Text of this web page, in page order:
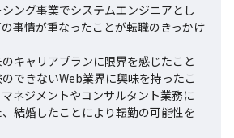
ング事業でシステムエンジニアとし
事情が重なったことが転職のきっかけ
キャリアプランに限界を感じたこと
できないWeb業界に興味を持ったこ
ネジメントやコンサルタント業務に
結婚したことにより転勤の可能性を